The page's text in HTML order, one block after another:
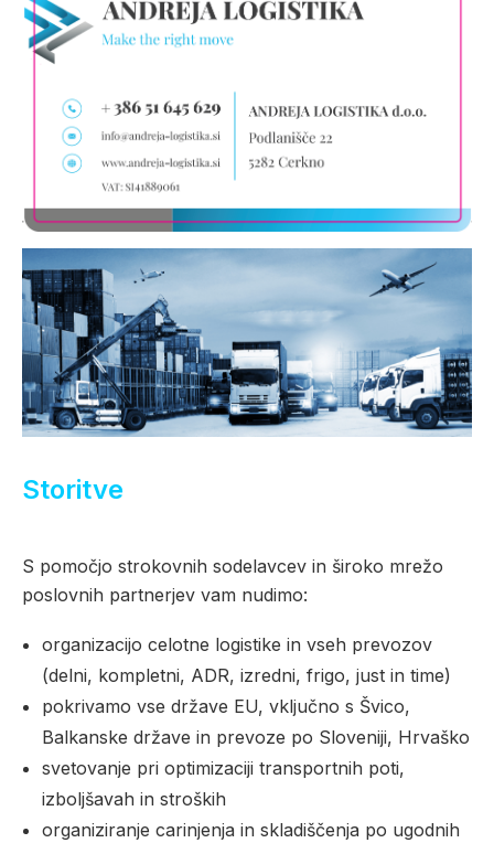
Storitve
S pomočjo strokovnih sodelavcev in široko mrežo
poslovnih partnerjev vam nudimo:
organizacijo celotne logistike in vseh prevozov
(delni, kompletni, ADR, izredni, frigo, just in time)
pokrivamo vse države EU, vključno s Švico,
Balkanske države in prevoze po Sloveniji, Hrvaško
svetovanje pri optimizaciji transportnih poti,
izboljšavah in stroških
organiziranje carinjenja in skladiščenja po ugodnih